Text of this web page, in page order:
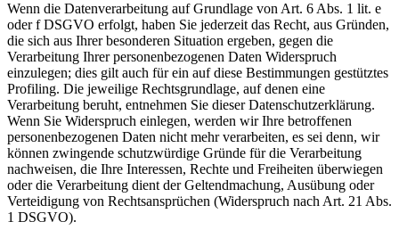
Wenn die Datenverarbeitung auf Grundlage von Art. 6 Abs. 1 lit. e
oder f DSGVO erfolgt, haben Sie jederzeit das Recht, aus Gründen,
die sich aus Ihrer besonderen Situation ergeben, gegen die
Verarbeitung Ihrer personenbezogenen Daten Widerspruch
einzulegen; dies gilt auch für ein auf diese Bestimmungen gestütztes
Profiling. Die jeweilige Rechtsgrundlage, auf denen eine
Verarbeitung beruht, entnehmen Sie dieser Datenschutzerklärung.
Wenn Sie Widerspruch einlegen, werden wir Ihre betroffenen
personenbezogenen Daten nicht mehr verarbeiten, es sei denn, wir
können zwingende schutzwürdige Gründe für die Verarbeitung
nachweisen, die Ihre Interessen, Rechte und Freiheiten überwiegen
oder die Verarbeitung dient der Geltendmachung, Ausübung oder
Verteidigung von Rechtsansprüchen (Widerspruch nach Art. 21 Abs.
1 DSGVO).